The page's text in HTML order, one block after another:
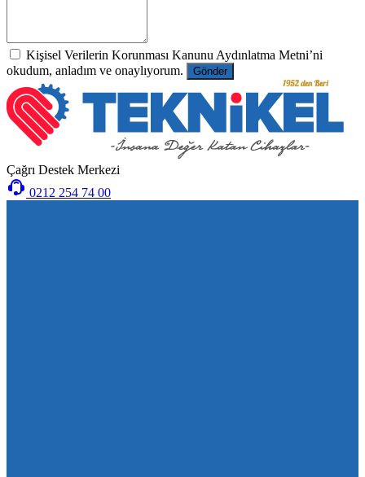
Kişisel Verilerin Korunması Kanunu Aydınlatma Metni’ni
okudum, anladım ve onaylıyorum.
Gönder
Çağrı Destek Merkezi
0212 254 74 00